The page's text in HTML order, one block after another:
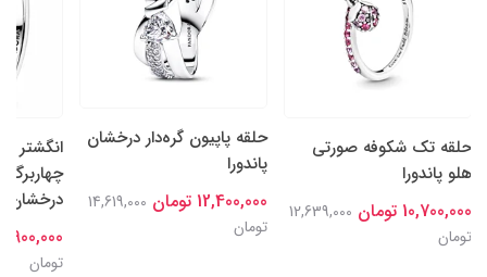
حلقه تک شکوفه صورتی
هلو پاندورا
10,700,000 تومان
12,639,000
تومان
حلقه پاپیون گره‌دار درخشان
پاندورا
12,400,000 تومان
14,619,000
تومان
انگشتر
درخشان
11,900,000
تومان